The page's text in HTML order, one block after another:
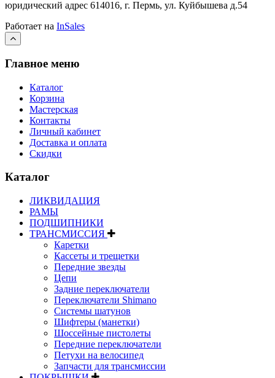
юридический адрес 614016, г. Пермь, ул. Куйбышева д.54
Работает на InSales
Главное меню
Каталог
Корзина
Мастерская
Контакты
Личный кабинет
Доставка и оплата
Скидки
Каталог
ЛИКВИДАЦИЯ
РАМЫ
ПОДШИПНИКИ
ТРАНСМИССИЯ
Каретки
Кассеты и трещетки
Передние звезды
Цепи
Задние переключатели
Переключатели Shimano
Системы шатунов
Шифтеры (манетки)
Шоссейные пистолеты
Передние переключатели
Петухи на велосипед
Запчасти для трансмиссии